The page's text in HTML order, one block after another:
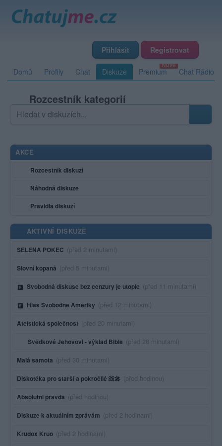
Přihlásit Registrovat
Domů Profily Chat Diskuze Premium Chat Rádio
Rozcestník kategorií
Hledat v diskuzích
AKCE
Rozcestník diskuzí
Náhodná diskuze
Pravidla diskuzí
AKTIVNÍ DISKUZE
SELENA POKEC Poslední aktivita:
(před 2 minutami)
Slovní kopaná Poslední aktivita:
(před 5 minutami)
Svobodná diskuse bez cenzury je utopie Poslední aktivita:
(před 11 minutami)
Hlas Svobodne Ameriky Poslední aktivita:
(před 12 minutami)
Ateistická společnost Poslední aktivita:
(před 20 minutami)
Svědkové Jehovovi - výklad Bible Poslední aktivita:
(před 28 minutami)
Malá samota Poslední aktivita:
(před 30 minutami)
Diskotéka pro starší a pokročilé 📀🎤 Poslední aktivita:
(před hodinou)
Absolutni pravda Poslední aktivita:
(před hodinou)
Diskuze k aktuálním zprávám Poslední aktivita:
(před 2 hodinami)
Krudox Kruo Poslední aktivita:
(před 2 hodinami)